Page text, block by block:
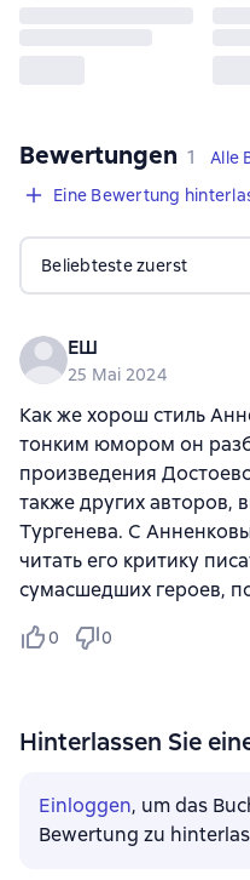
Bewertungen 1
1
Alle
Eine Bewertung
Beliebteste zuerst
ЕШ
25 Mai 2024
Как же хорош стиль
тонким юмором он
произведения
также других авторов,
Тургенева. С
читать его критику
сумасшедших героев,
0 0
Hinterlassen Sie
Einloggen, um das
Bewertung zu